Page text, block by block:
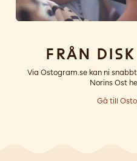
Från
Via Ostogram.se kan ni
Norins Ost
Gå till